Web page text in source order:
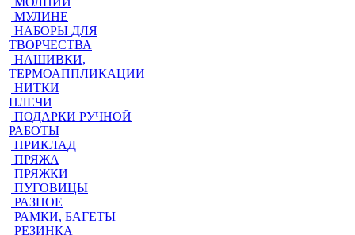
МУЛИНЕ
НАБОРЫ ДЛЯ
ТВОРЧЕСТВА
НАШИВКИ,
ТЕРМОАППЛИКАЦИИ
НИТКИ
ПЛЕЧИ
ПОДАРКИ РУЧНОЙ
РАБОТЫ
ПРИКЛАД
ПРЯЖА
ПРЯЖКИ
ПУГОВИЦЫ
РАЗНОЕ
РАМКИ, БАГЕТЫ
РЕЗИНКА